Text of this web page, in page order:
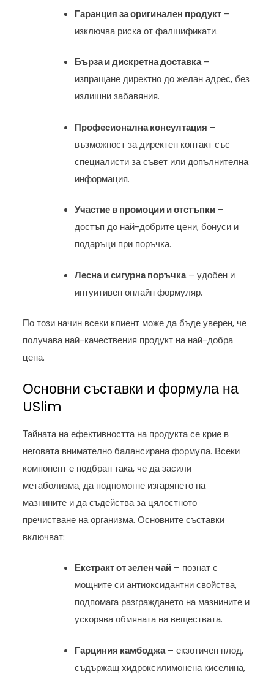
Гаранция за оригинален продукт –
изключва риска от фалшификати.
Бърза и дискретна доставка–
изпращане директно до желан адрес, без
излишни забавяния.
Професионална консултация –
възможност за директен контакт със
специалисти за съвет или допълнителна
информация.
Участие в промоции и отстъпки –
достъп до най-добрите цени, бонуси и
подаръци при поръчка.
Лесна и сигурна поръчка– удобен и
интуитивен онлайн формуляр.
По този начин всеки клиент може да бъде уверен, че
получава най-качествения продукт на най-добра
цена.
Основни съставки и формула на
USlim
Тайната на ефективността на продукта се крие в
неговата внимателно балансирана формула. Всеки
компонент е подбран така, че да засили
метаболизма, да подпомогне изгарянето на
мазнините и да съдейства за цялостното
пречистване на организма. Основните съставки
включват:
Екстракт от зелен чай – познат с
мощните си антиоксидантни свойства,
подпомага разграждането на мазнините и
ускорява обмяната на веществата.
Гарциния камбоджа– екзотичен плод,
съдържащ хидроксилимонена киселина,